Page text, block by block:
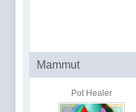
Mammut
Pot Healer